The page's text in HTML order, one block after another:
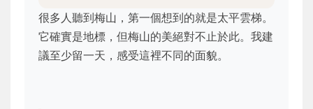
很多人聽到梅山，第一個想到的就是太平雲梯。
它確實是地標，但梅山的美絕對不止於此。我建
議至少留一天，感受這裡不同的面貌。